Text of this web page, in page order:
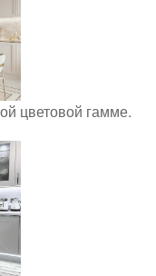
цветовой гамме.